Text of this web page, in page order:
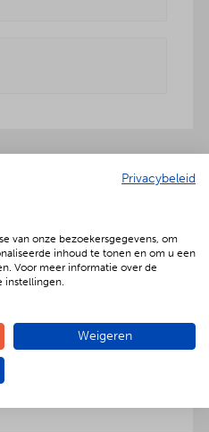
met een extra feestelijke
maar € 2,- per persoon
en de salades in
Dat is
Privacybeleid
van onze bezoekersgegevens, om
inhoud te tonen en om u een
Voor meer informatie over de
instellingen.
Weigeren